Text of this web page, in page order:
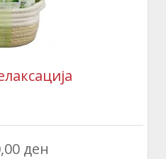
ден